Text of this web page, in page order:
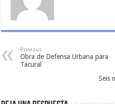
Previous
Obra de Defensa Urbana para
Tacural
Seis